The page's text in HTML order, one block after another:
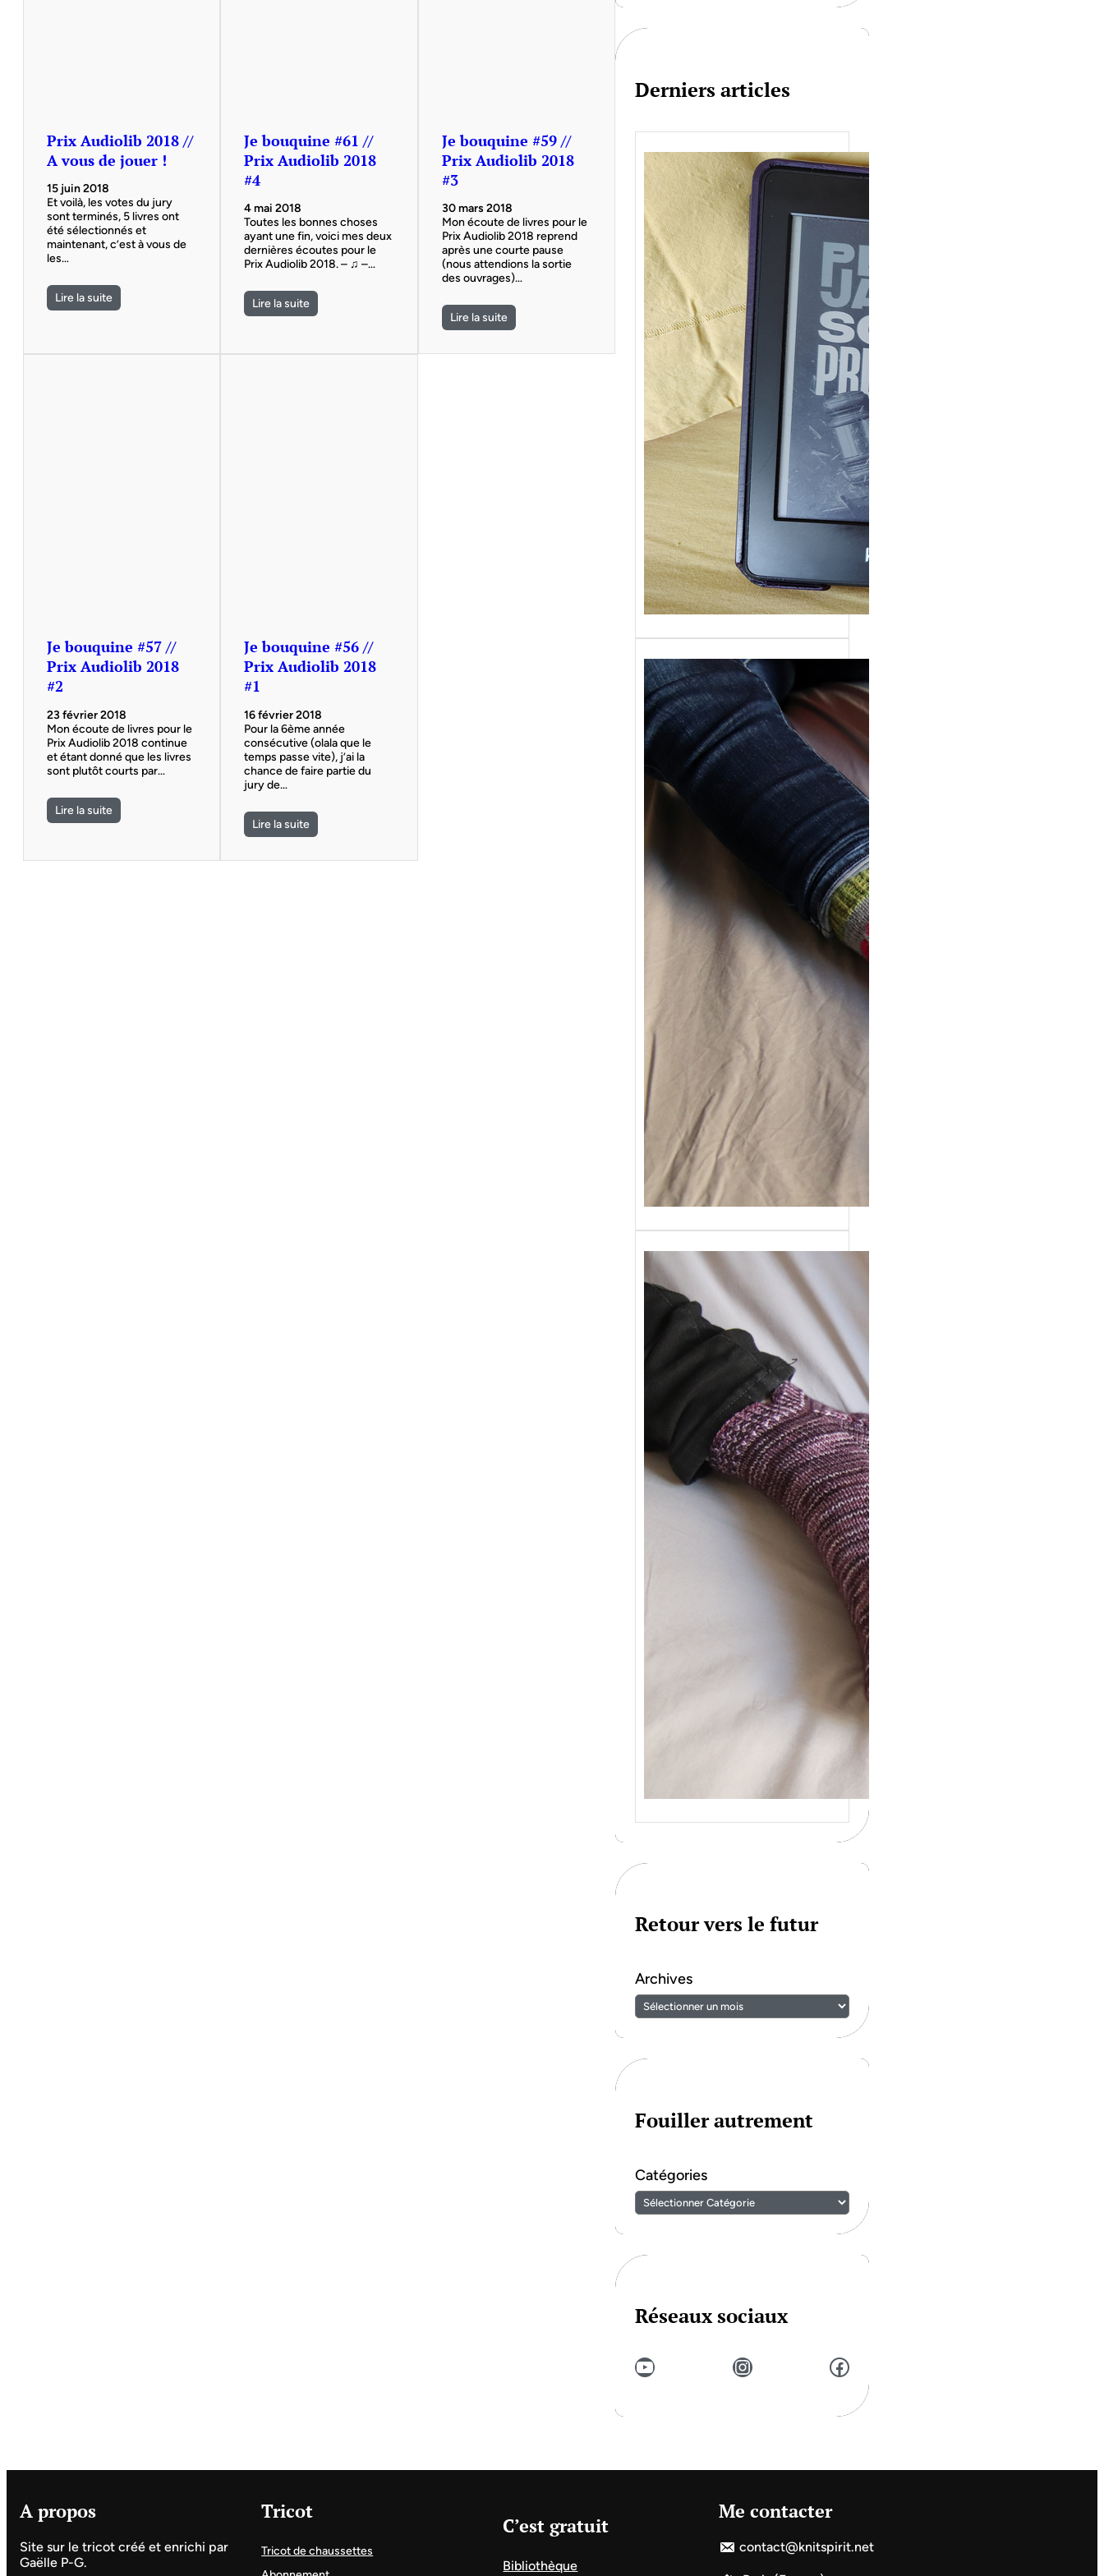
Prix Audiolib 2018 //
A vous de jouer !
15 juin 2018
Et voilà, les votes du jury
sont terminés, 5 livres ont
été sélectionnés et
maintenant, c’est à vous de
les…
Lire la suite
Je bouquine #61 //
Prix Audiolib 2018
#4
4 mai 2018
Toutes les bonnes choses
ayant une fin, voici mes deux
dernières écoutes pour le
Prix Audiolib 2018. – ♫ –…
Lire la suite
Je bouquine #59 //
Prix Audiolib 2018
#3
30 mars 2018
Mon écoute de livres pour le
Prix Audiolib 2018 reprend
après une courte pause
(nous attendions la sortie
des ouvrages)…
Lire la suite
Je bouquine #57 //
Prix Audiolib 2018
#2
23 février 2018
Mon écoute de livres pour le
Prix Audiolib 2018 continue
et étant donné que les livres
sont plutôt courts par…
Lire la suite
Je bouquine #56 //
Prix Audiolib 2018
#1
16 février 2018
Pour la 6ème année
consécutive (olala que le
temps passe vite), j’ai la
chance de faire partie du
jury de…
Lire la suite
h
Derniers articles
Je bouquine #149
Sans grande surprise, j’ai
replongé dans la série
« Roy Grace »…
{Tricot} Flower
power socks
Ce patron a été
initialement créé pour
les membres de…
{Tricot} Le défi 2026
: Je tricote mes
socquettes
C’est la 4ème année
j’organise un défi de…
Retour vers le futur
Archives
Fouiller autrement
Catégories
Réseaux sociaux
YouTube Instagram Facebook
A propos
Site sur le tricot créé et enrichi par
Gaëlle P-G.
Tricot
Tricot de chaussettes
C’est gratuit
Bibliothèque
Me contacter
contact@knitspirit.net